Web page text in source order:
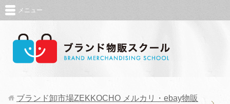
メニュー
ブランド卸市場ZEKKOCHO メルカリ・ebay物販